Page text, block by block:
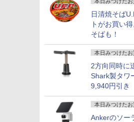
日清焼そば
トがお買い
そばも！
本日みつけた
2方向同時に
Shark製タワ
9,940円引き
本日みつけた
Ankerのソー